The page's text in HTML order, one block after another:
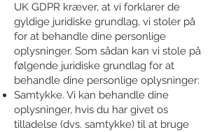
UK GDPR kræver, at vi forklarer de
gyldige juridiske grundlag, vi stoler på
for at behandle dine personlige
oplysninger. Som sådan kan vi stole på
følgende juridiske grundlag for at
behandle dine personlige oplysninger:
Samtykke. Vi kan behandle dine
oplysninger, hvis du har givet os
tilladelse (dvs. samtykke) til at bruge